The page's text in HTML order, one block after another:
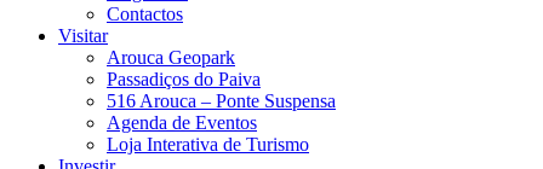
Contactos
Visitar
Arouca Geopark
Passadiços do Paiva
516 Arouca – Ponte Suspensa
Agenda de Eventos
Loja Interativa de Turismo